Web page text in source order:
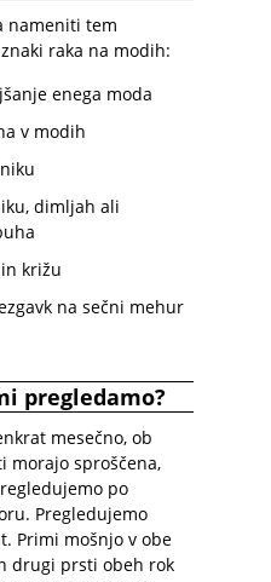
nameniti tem
raka na modih:
enega moda
v modih
dimljah ali
križu
na sečni mehur
pregledamo?
mesečno, ob
morajo sproščena,
po
Pregledujemo
Primi mošnjo v obe
drugi prsti obeh rok